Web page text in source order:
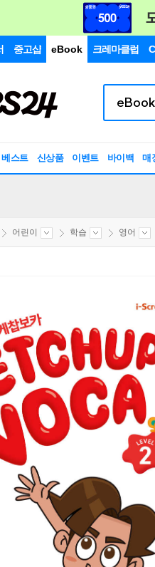
중고샵 eBook 크레마클럽
베스트 신상품 이벤트 바이백 매
어린이 학습 영어